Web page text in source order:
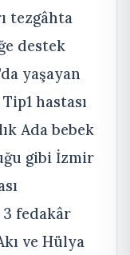
tezgâhta
destek
yaşayan
hastası
Ada bebek
gibi İzmir
fedakâr
ve Hülya